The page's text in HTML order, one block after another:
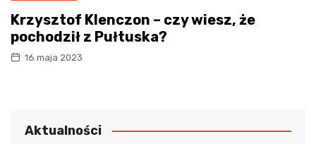
Krzysztof Klenczon – czy wiesz, że
pochodził z Pułtuska?
16 maja 2023
Aktualności